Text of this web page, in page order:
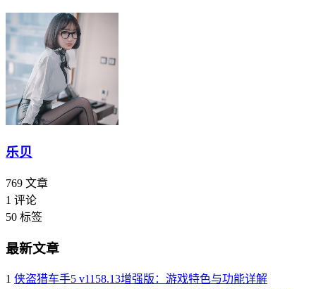
乐贝
769 文章
1 评论
50 标签
最新文章
1 侠盗猎车手5 v1158.13增强版：游戏特色与功能详解